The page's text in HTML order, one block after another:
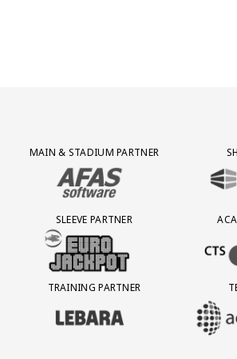
Partner Logos Grid
MAIN & STADIUM PARTNER
BEZOEK ONZE MAIN & STADIUMBEZOEK
SLEEVE PARTNER
BEZOEK ONZE SLEEVE PARTNER EUROJACKPOT
TRAINING PARTNER
BEZOEK ONZE TRAINING PARTNERBEZOEK